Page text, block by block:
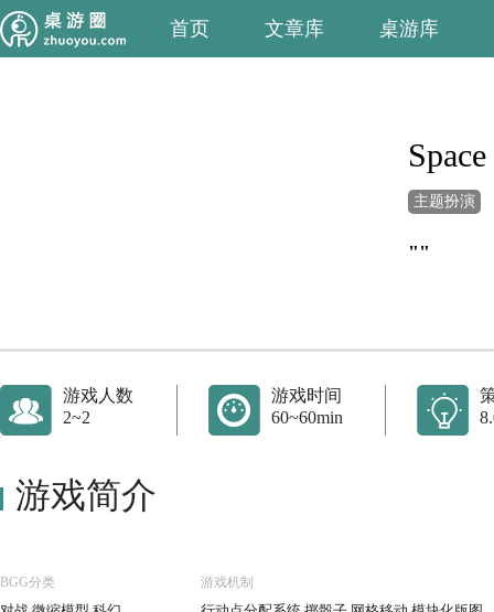
首页 文章库 桌游库
主题扮演
""
游戏人数
2~2
游戏时间
60~60min
游戏简介
BGG分类 游戏机制